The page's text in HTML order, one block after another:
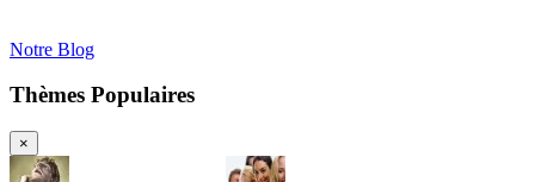
Notre Blog
Thèmes Populaires
×